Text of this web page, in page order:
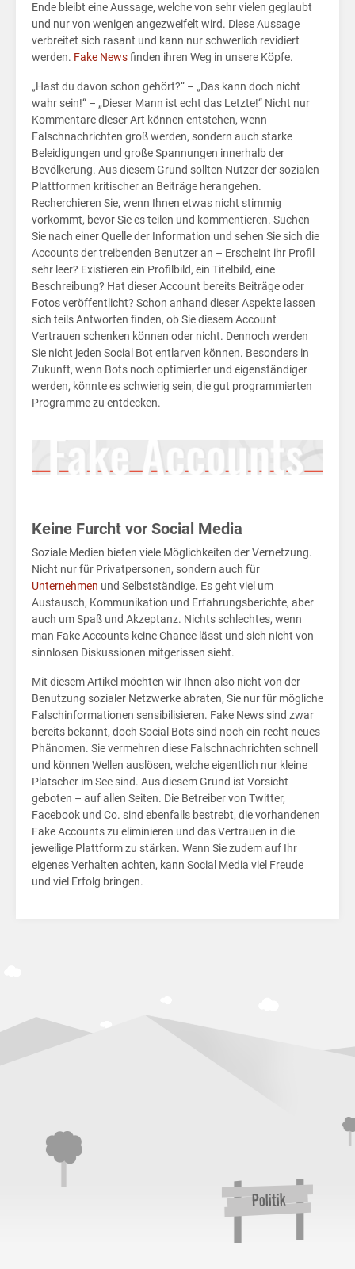
Home
Politik
Wirtschaft
Sport
Berlin
MV
Finanzen
für
Kids
für
Fakten
Ende bleibt eine Aussage, welche von sehr vielen geglaubt
und nur von wenigen angezweifelt wird. Diese Aussage
verbreitet sich rasant und kann nur schwerlich revidiert
werden. Fake Newsfinden ihren Weg in unsere Köpfe.
„Hast du davon schon gehört?“ – „Das kann doch nicht
wahr sein!“ – „Dieser Mann ist echt das Letzte!“ Nicht nur
Kommentare dieser Art können entstehen, wenn
Falschnachrichten groß werden, sondern auch starke
Beleidigungen und große Spannungen innerhalb der
Bevölkerung. Aus diesem Grund sollten Nutzer der sozialen
Plattformen kritischer an Beiträge herangehen.
Recherchieren Sie, wenn Ihnen etwas nicht stimmig
vorkommt, bevor Sie es teilen und kommentieren. Suchen
Sie nach einer Quelle der Information und sehen Sie sich die
Accounts der treibenden Benutzer an – Erscheint ihr Profil
sehr leer? Existieren ein Profilbild, ein Titelbild, eine
Beschreibung? Hat dieser Account bereits Beiträge oder
Fotos veröffentlicht? Schon anhand dieser Aspekte lassen
sich teils Antworten finden, ob Sie diesem Account
Vertrauen schenken können oder nicht. Dennoch werden
Sie nicht jeden Social Bot entlarven können. Besonders in
Zukunft, wenn Bots noch optimierter und eigenständiger
werden, könnte es schwierig sein, die gut programmierten
Programme zu entdecken.
Keine Furcht vor Social Media
Soziale Medien bieten viele Möglichkeiten der Vernetzung.
Nicht nur für Privatpersonen, sondern auch für
Unternehmen und Selbstständige. Es geht viel um
Austausch, Kommunikation und Erfahrungsberichte, aber
auch um Spaß und Akzeptanz. Nichts schlechtes, wenn
man Fake Accounts keine Chance lässt und sich nicht von
sinnlosen Diskussionen mitgerissen sieht.
Mit diesem Artikel möchten wir Ihnen also nicht von der
Benutzung sozialer Netzwerke abraten, Sie nur für mögliche
Falschinformationen sensibilisieren. Fake News sind zwar
bereits bekannt, doch Social Bots sind noch ein recht neues
Phänomen. Sie vermehren diese Falschnachrichten schnell
und können Wellen auslösen, welche eigentlich nur kleine
Platscher im See sind. Aus diesem Grund ist Vorsicht
geboten – auf allen Seiten. Die Betreiber von Twitter,
Facebook und Co. sind ebenfalls bestrebt, die vorhandenen
Fake Accounts zu eliminieren und das Vertrauen in die
jeweilige Plattform zu stärken. Wenn Sie zudem auf Ihr
eigenes Verhalten achten, kann Social Media viel Freude
und viel Erfolg bringen.